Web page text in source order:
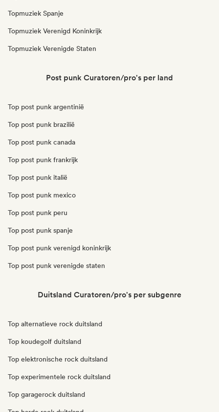
Topmuziek Spanje
Topmuziek Verenigd Koninkrijk
Topmuziek Verenigde Staten
Post punk Curatoren/pro's per land
Top post punk argentinië
Top post punk brazilië
Top post punk canada
Top post punk frankrijk
Top post punk italië
Top post punk mexico
Top post punk peru
Top post punk spanje
Top post punk verenigd koninkrijk
Top post punk verenigde staten
Duitsland Curatoren/pro's per subgenre
Top alternatieve rock duitsland
Top koudegolf duitsland
Top elektronische rock duitsland
Top experimentele rock duitsland
Top garagerock duitsland